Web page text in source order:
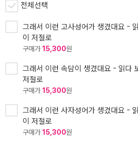
전체선택
그래서 이런 고사성어가 생겼대요 -
이 저절로
구매가15,300원
그래서 이런 속담이 생겼대요 - 읽다
저절로
구매가15,300원
그래서 이런 사자성어가 생겼대요 -
이 저절로
구매가15,300원